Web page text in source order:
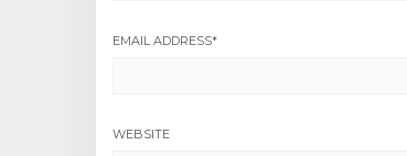
EMAIL ADDRESS*
WEBSITE